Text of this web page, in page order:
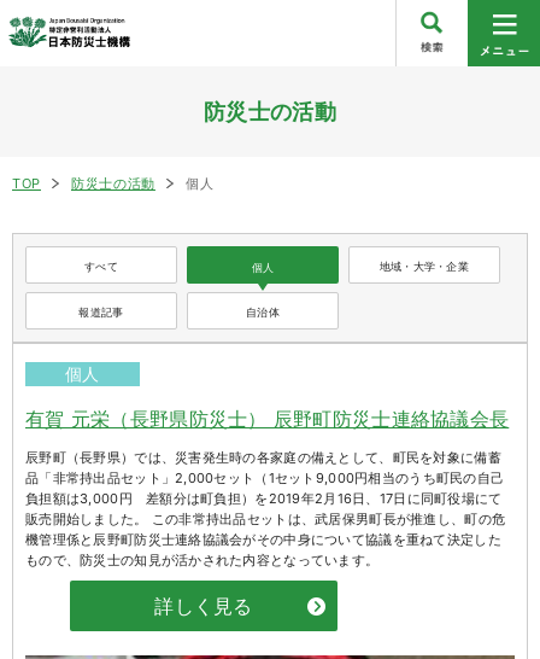
防災士の活動
TOP 防災士の活動 個人
すべて 個人 地域・大学・企業
報道記事 自治体
個人
有賀 元栄（長野県防災士） 辰野町防災士連絡協議会長
辰野町（長野県）では、災害発生時の各家庭の備えとして、町民を対象に備蓄
品「非常持出品セット」2,000セット（1セット9,000円相当のうち町民の自己
負担額は3,000円 差額分は町負担）を2019年2月16日、17日に同町役場にて
販売開始しました。 この非常持出品セットは、武居保男町長が推進し、町の危
機管理係と辰野町防災士連絡協議会がその中身について協議を重ねて決定した
もので、防災士の知見が活かされた内容となっています。
詳しく見る